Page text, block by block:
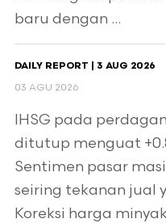
baru dengan ...
DAILY REPORT | 3 AUG 2026
03 AGU 2026
IHSG pada
ditutup menguat
Sentimen pasar
seiring tekanan jual
Koreksi harga